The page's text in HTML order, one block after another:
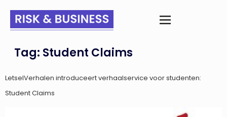
Tag: Student Claims
LetselVerhalen introduceert verhaalservice voor studenten:
Student Claims